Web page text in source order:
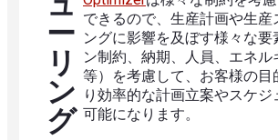
ー
リ
ン
グ
できるので、生産計画や生産
ングに影響を及ぼす様々な要
ン制約、納期、人員、エネル
等）を考慮して、お客様の目
り効率的な計画立案やスケ
可能になります。